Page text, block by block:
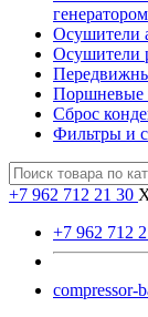
генератором
Осушители
Осушители
Поршневые
Сброс
Фильтры и
+7 962 712 21 30
+7 962 712
compressor-